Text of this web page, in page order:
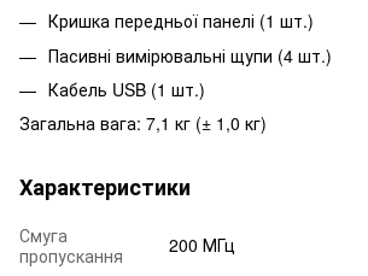
Кришка передньої панелі (1 шт.)
Пасивні вимірювальні щупи (4 шт.)
Кабель USB (1 шт.)
Загальна вага: 7,1 кг (± 1,0 кг)
Характеристики
Смуга
пропускання
200 МГц